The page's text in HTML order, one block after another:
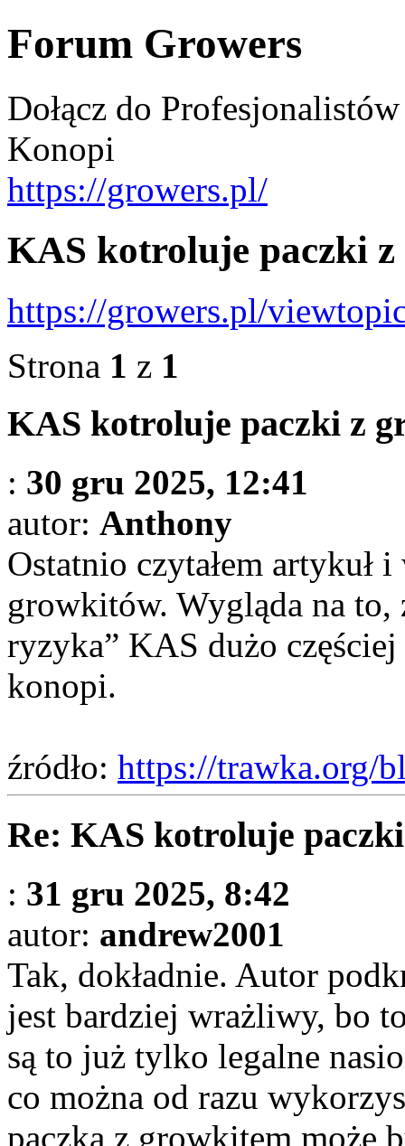
Forum Growers
Dołącz do
Konopi
https://growers.pl/
KAS kotroluje paczki
https://growers.pl/
Strona 1 z 1
KAS kotroluje paczki z
: 30 gru 2025, 12:41
autor: Anthony
Ostatnio czytałem artykuł
growkitów. Wygląda na
ryzyka” KAS dużo
konopi.
źródło: https://trawka.org/
Re: KAS kotroluje
: 31 gru 2025, 8:42
autor: andrew2001
Tak, dokładnie. Autor
jest bardziej wrażliwy, bo
są to już tylko legalne
co można od razu
paczka z growkitem może